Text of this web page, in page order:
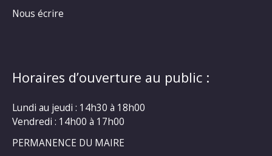
Nous écrire
Horaires d’ouverture au public :
Lundi au jeudi : 14h30 à 18h00
Vendredi : 14h00 à 17h00
PERMANENCE DU MAIRE